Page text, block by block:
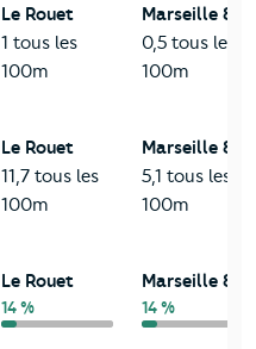
Le Rouet
1 tous les
100m
Marseille 8
0,5 tous les
100m
Le Rouet
11,7 tous les
100m
Marseille 8
5,1 tous les
100m
Le Rouet
14 %
Marseille 8
14 %